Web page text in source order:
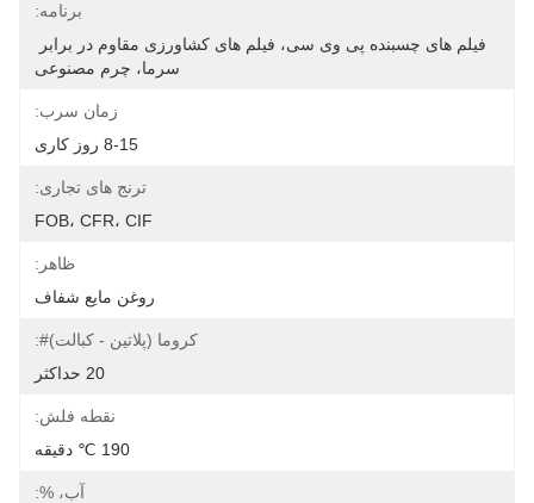
برنامه:
سرما، چرم مصنوعی
زمان سرب:
8-15 روز کاری
ترنج های تجاری:
FOB، CFR، CIF
ظاهر:
روغن مایع شفاف
کروما (پلاتین - کبالت)#:
20 حداکثر
نقطه فلش:
190 ℃ دقیقه
آب، %: